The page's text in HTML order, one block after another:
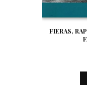
FIERAS,